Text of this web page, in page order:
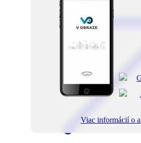
Viac informácií o